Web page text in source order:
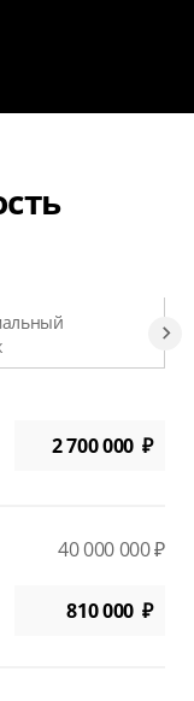
40 000 000 ₽